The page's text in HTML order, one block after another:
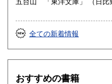
全ての新着情報
おすすめの書籍